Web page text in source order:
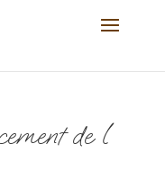
de l